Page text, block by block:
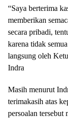
“Saya berterima
memberikan
secara pribadi,
karena tidak
langsung oleh
Indra
Masih menurut
terimakasih atas
persoalan tersebut